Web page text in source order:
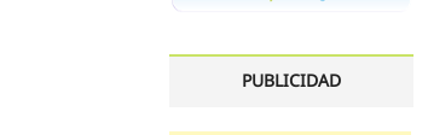
PUBLICIDAD